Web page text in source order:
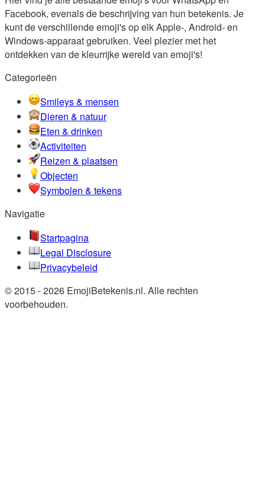
Facebook, evenals de beschrijving van hun betekenis. Je
kunt de verschillende emoji's op elk Apple-, Android- en
Windows-apparaat gebruiken. Veel plezier met het
ontdekken van de kleurrijke wereld van emoji's!
Categorieën
Smileys & mensen
Dieren & natuur
Eten & drinken
Activiteiten
Reizen & plaatsen
Objecten
Symbolen & tekens
Navigatie
Startpagina
Legal Disclosure
Privacybeleid
© 2015 - 2026 EmojiBetekenis.nl. Alle rechten
voorbehouden.